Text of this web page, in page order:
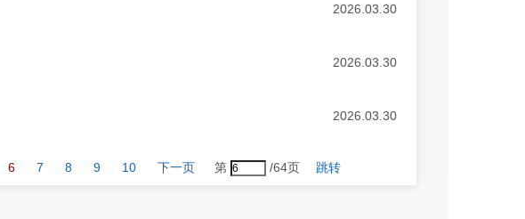
2026.03.30
2026.03.30
2026.03.30
6 7 8 9 10 下一页 第 /64页 跳转